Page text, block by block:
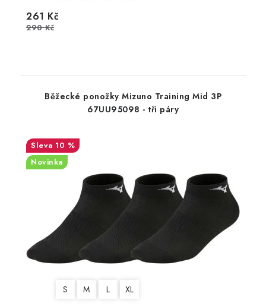
261 Kč
290 Kč
Běžecké ponožky Mizuno Training Mid 3P
67UU95098 - tři páry
10 %
Novinka
S M L XL